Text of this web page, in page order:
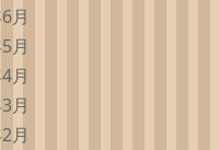
月
月
月
月
月